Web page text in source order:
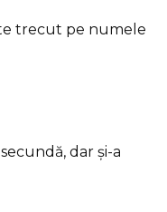
trecut pe numele
dar și-a